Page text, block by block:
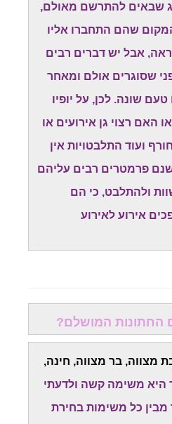
שבאים להתרשם מאולם,
שהם התחברו אליו
אבל יש דברים רבים
שסוגרים אולם ומאחר
שונה. לכן, על יופיו
האם רצוי גן אירועים או
ועוד התלבטויות אין
פרמטרים רבים עליהם
ולהתלבט, כי הם
אירוע לאירוע
החתונות המושלם?
מצווה, בר מצווה, חינה,
היא משימה קשה ולדעתי
מבין כל משימות בחירת